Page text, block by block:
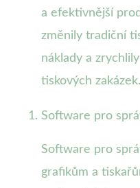
a efektivnější
změnily tradiční
náklady a
tiskových zakázek.
Software pro
Software pro
grafikům a